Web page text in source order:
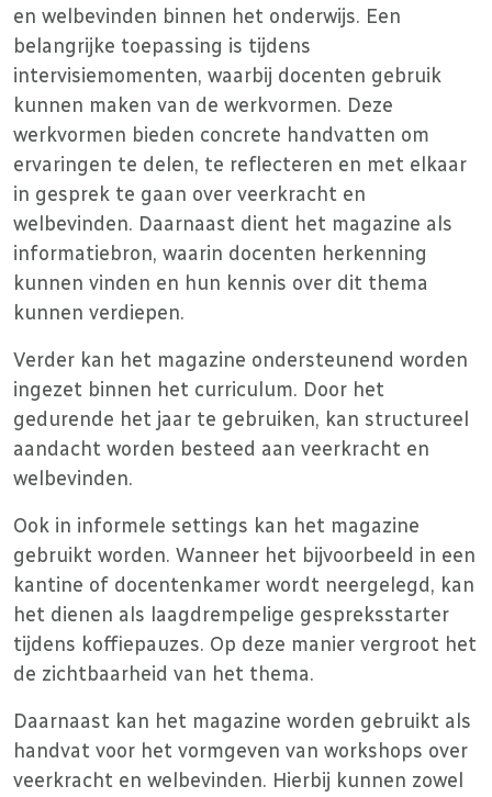
en welbevinden binnen het onderwijs. Een
belangrijke toepassing is tijdens
intervisiemomenten, waarbij docenten gebruik
kunnen maken van de werkvormen. Deze
werkvormen bieden concrete handvatten om
ervaringen te delen, te reflecteren en met elkaar
in gesprek te gaan over veerkracht en
welbevinden. Daarnaast dient het magazine als
informatiebron, waarin docenten herkenning
kunnen vinden en hun kennis over dit thema
kunnen verdiepen.
Verder kan het magazine ondersteunend worden
ingezet binnen het curriculum. Door het
gedurende het jaar te gebruiken, kan structureel
aandacht worden besteed aan veerkracht en
welbevinden.
Ook in informele settings kan het magazine
gebruikt worden. Wanneer het bijvoorbeeld in een
kantine of docentenkamer wordt neergelegd, kan
het dienen als laagdrempelige gespreksstarter
tijdens koffiepauzes. Op deze manier vergroot het
de zichtbaarheid van het thema.
Daarnaast kan het magazine worden gebruikt als
handvat voor het vormgeven van workshops over
veerkracht en welbevinden. Hierbij kunnen zowel